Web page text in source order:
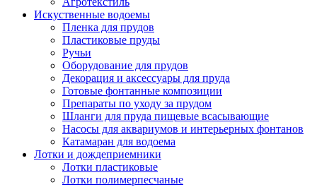
Искуственные водоемы
Пленка для прудов
Пластиковые пруды
Ручьи
Оборудование для прудов
Декорация и аксессуары для пруда
Готовые фонтанные композиции
Препараты по уходу за прудом
Шланги для пруда пищевые всасывающие
Насосы для аквариумов и интерьерных фонтанов
Катамаран для водоема
Лотки и дождеприемники
Лотки пластиковые
Лотки полимерпесчаные